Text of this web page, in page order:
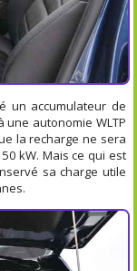
un accumulateur de
une autonomie WLTP
la recharge ne sera
kW. Mais ce qui est
sa charge utile